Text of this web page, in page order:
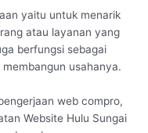
yaitu untuk menarik
atau layanan yang
berfungsi sebagai
usahanya.
web compro,
Website Hulu Sungai